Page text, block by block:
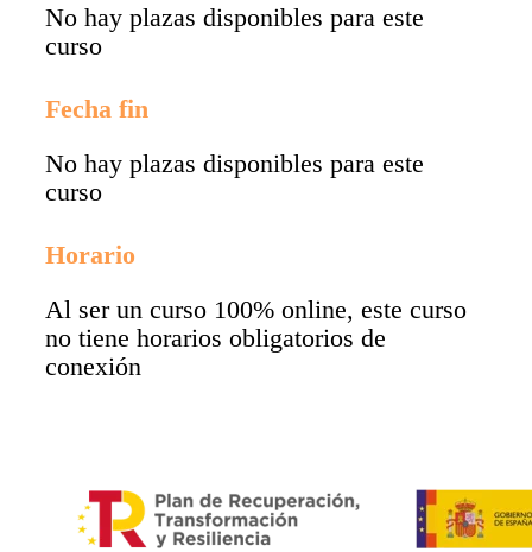
No hay plazas disponibles para este
curso
Fecha fin
No hay plazas disponibles para este
curso
Horario
Al ser un curso 100% online, este curso
no tiene horarios obligatorios de
conexión